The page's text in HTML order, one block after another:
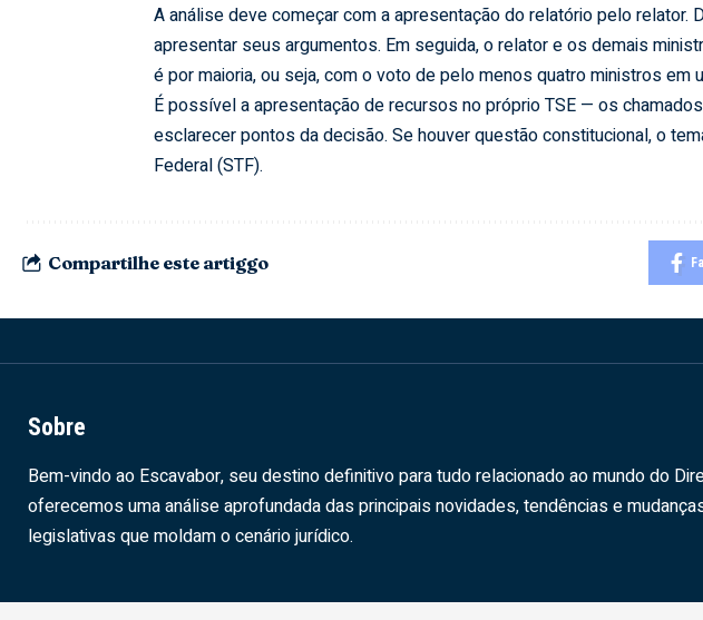
A análise deve começar com a apresentação do relatório pelo
apresentar seus argumentos. Em seguida, o relator e os demais
é por maioria, ou seja, com o voto de pelo menos quatro ministros em
É possível a apresentação de recursos no próprio TSE — os
esclarecer pontos da decisão. Se houver questão constitucional, o
Federal (STF).
Compartilhe este artiggo
Sobre
Bem-vindo ao Escavabor, seu destino definitivo para tudo relacionado ao mundo do
oferecemos uma análise aprofundada das principais novidades, tendências e
legislativas que moldam o cenário jurídico.